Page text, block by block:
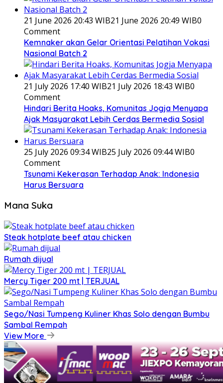
21 June 2026 20:43 WIB21 June 2026 20:49 WIB0
Comment
Kemnaker akan Gelar Orientasi Pelatihan Vokasi
Nasional Batch 2
21 July 2026 17:40 WIB21 July 2026 18:43 WIB0
Comment
Hindari Berita Hoaks, Komunitas Jogja Menyapa
Ajak Masyarakat Lebih Cerdas Bermedia Sosial
25 July 2026 09:34 WIB25 July 2026 09:44 WIB0
Comment
Tsunami Kekerasan Terhadap Anak: Indonesia
Harus Bersuara
Mana Suka
Steak hotplate beef atau chicken
Rumah dijual
Mercy Tiger 200 mt | TERJUAL
Sego/Nasi Tumpeng Kuliner Khas Solo dengan Bumbu
Sambal Rempah
View More